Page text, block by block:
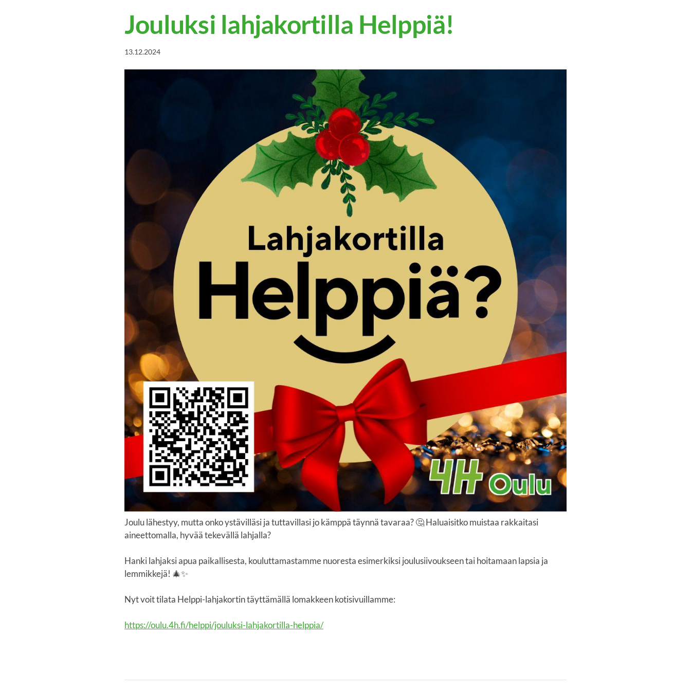
Jouluksi lahjakortilla Helppiä!
13.12.2024
Joulu lähestyy, mutta onko ystävilläsi ja tuttavillasi jo kämppä täynnä tavaraa? 🤔 Haluaisitko muistaa rakkaitasi
aineettomalla, hyvää tekevällä lahjalla?
Hanki lahjaksi apua paikallisesta, kouluttamastamme nuoresta esimerkiksi joulusiivoukseen tai hoitamaan lapsia ja
lemmikkejä! 🎄✨
Nyt voit tilata Helppi-lahjakortin täyttämällä lomakkeen kotisivuillamme:
https://oulu.4h.fi/helppi/jouluksi-lahjakortilla-helppia/